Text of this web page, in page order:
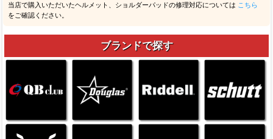
当店で購入いただいたヘルメット、ショルダーパッドの修理対応については こちら
をご確認ください。
ブランドで探す